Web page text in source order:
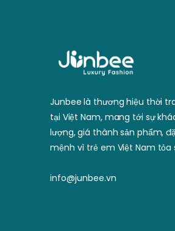
Junbee là thương hiệu thời
tại Việt Nam, mang tới sự
lượng, giá thành sản phẩm,
mệnh vì trẻ em Việt Nam tỏa
info@junbee.vn